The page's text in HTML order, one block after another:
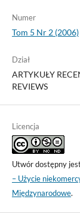
Numer
Tom 5 Nr 2 (2006)
Dział
ARTYKUŁY
REVIEWS
Licencja
Utwór dostępny
– Użycie
Międzynarodowe.